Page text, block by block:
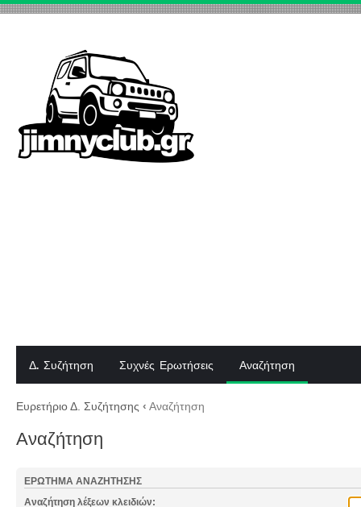
Δ. Συζήτηση Συχνές Ερωτήσεις Αναζήτηση
Ευρετήριο Δ. Συζήτησης ‹ Αναζήτηση
Αναζήτηση
ΕΡΏΤΗΜΑ ΑΝΑΖΉΤΗΣΗΣ
Αναζήτηση λέξεων κλειδιών: